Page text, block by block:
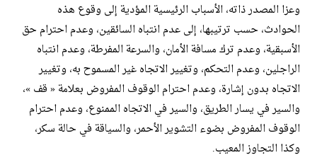
وعزا المصدر ذاته، الأسباب الرئيسية المؤدية إلى وقوع هذه
الحوادث، حسب ترتيبها، إلى عدم انتباه السائقين، وعدم احترام حق
الأسبقية، وعدم ترك مسافة الأمان، والسرعة المفرطة، وعدم انتباه
الراجلين، وعدم التحكم، وتغيير الاتجاه غير المسموح به، وتغيير
الاتجاه بدون إشارة، وعدم احترام الوقوف المفروض بعلامة « قف »،
والسير في يسار الطريق، والسير في الاتجاه الممنوع، وعدم احترام
الوقوف المفروض بضوء التشوير الأحمر، والسياقة في حالة سكر،
وكذا التجاوز المعيب.